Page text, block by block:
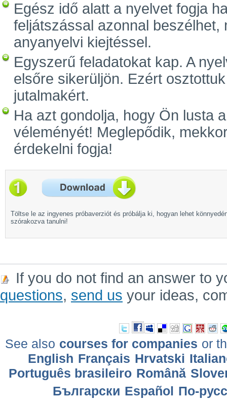
Egész idő alatt a nyelvet fogja
feljátszással azonnal
anyanyelvi kiejtéssel.
Egyszerű feladatokat kap. A
elsőre sikerüljön. Ezért
jutalmakért.
Ha azt gondolja, hogy Ön lusta
véleményét! Meglepődik,
érdekelni fogja!
Töltse le az ingyenes próbaverziót és próbálja ki, hogyan lehet
szórakozva tanulni!
If you do not find an answer to
questions, send us your ideas,
See also courses for companies or
English Français Hrvatski
Português brasileiro Română
Български Еspañol По-